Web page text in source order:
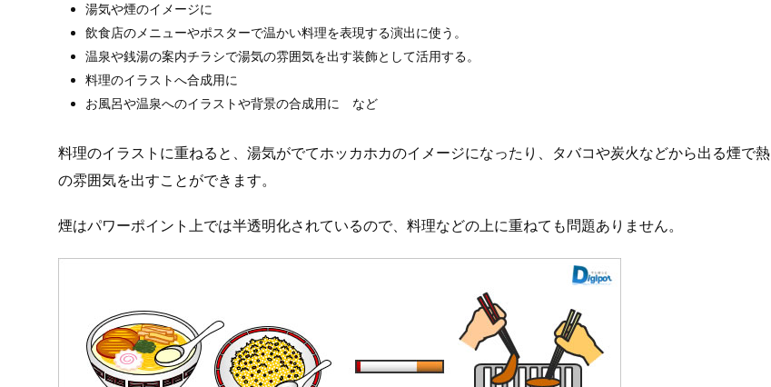
湯気や煙のイメージに
飲食店のメニューやポスターで温かい料理を表現する演出に使う。
温泉や銭湯の案内チラシで湯気の雰囲気を出す装飾として活用する。
料理のイラストへ合成用に
お風呂や温泉へのイラストや背景の合成用に など
料理のイラストに重ねると、湯気がでてホッカホカのイメージになったり、タバコや炭火などから出る煙で熱
の雰囲気を出すことができます。
煙はパワーポイント上では半透明化されているので、料理などの上に重ねても問題ありません。